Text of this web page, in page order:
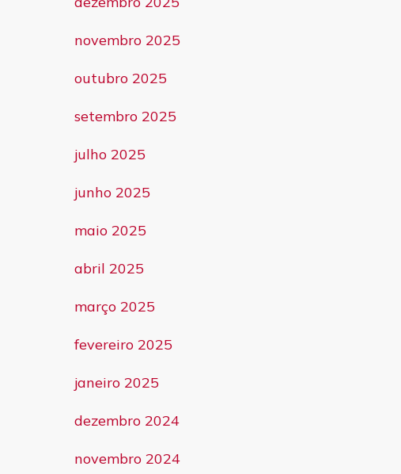
novembro 2025
outubro 2025
setembro 2025
julho 2025
junho 2025
maio 2025
abril 2025
março 2025
fevereiro 2025
janeiro 2025
dezembro 2024
novembro 2024